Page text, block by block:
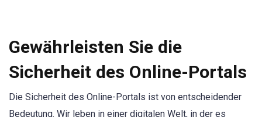
Gewährleisten Sie die
Sicherheit des Online-Portals
Die Sicherheit des Online-Portals ist von entscheidender
Bedeutung. Wir leben in einer digitalen Welt, in der es